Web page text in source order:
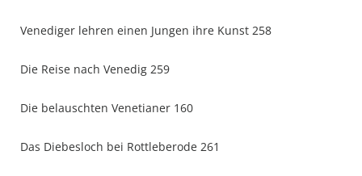
Venediger lehren einen Jungen ihre Kunst 258
Die Reise nach Venedig 259
Die belauschten Venetianer 160
Das Diebesloch bei Rottleberode 261